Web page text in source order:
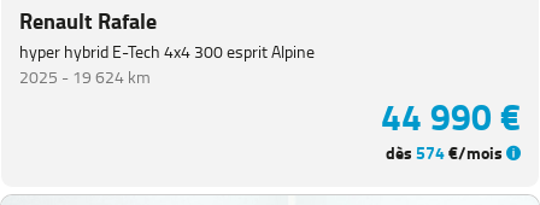
Renault Rafale
hyper hybrid E-Tech 4x4 300 esprit Alpine
2025 - 19 624 km
44 990 €
dès574€/mois